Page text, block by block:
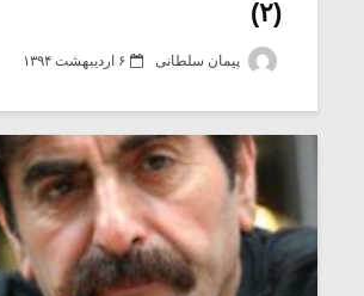
(۲)
پیمان سلطانی ۶ اردیبهشت ۱۳۹۴